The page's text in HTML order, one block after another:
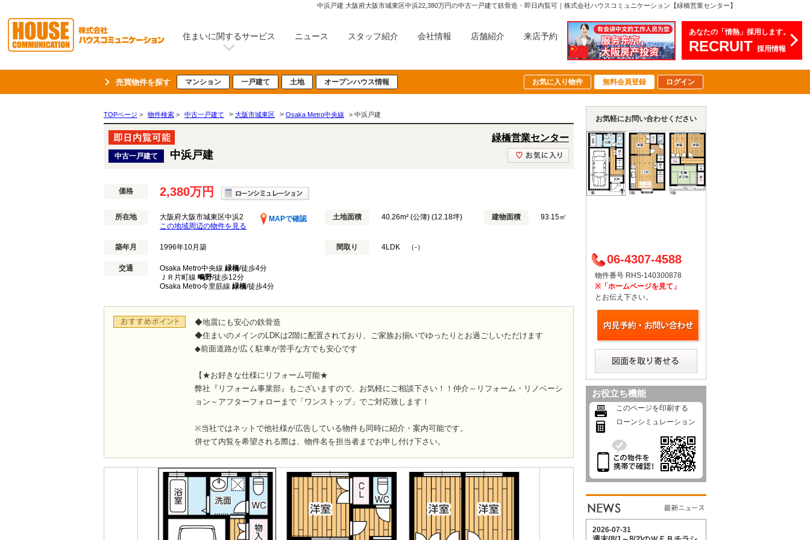
中浜戸建 大阪府大阪市城東区中浜22,380万円の中古一戸建て鉄骨造・即日内覧可｜株式会社ハウスコミュニケーション【緑橋営業センター】
住まいに関するサービス ニュース スタッフ紹介 会社情報 店舗紹介 来店予約 あなたの「情熱」採用します。
RECRUIT 採用情報
売買物件を探す マンション 一戸建て 土地 オープンハウス情報 お気に入り物件 無料会員登録 ログイン
TOPページ > 物件検索 > 中古一戸建て > 大阪市城東区 > Osaka Metro中央線 > 中浜戸建
緑橋営業センター
中古一戸建て 中浜戸建
価格 2,380万円
所在地 大阪府大阪市城東区中浜2
MAPで確認
この地域周辺の物件を見る
土地面積 40.26m² (公簿) (12.18坪) 建物面積 93.15㎡
築年月 1996年10月築 間取り 4LDK （-）
交通 Osaka Metro中央線 緑橋/徒歩4分
ＪＲ片町線 鴫野/徒歩12分
Osaka Metro今里筋線 緑橋/徒歩4分
◆地震にも安心の鉄骨造
◆住まいのメインのLDKは2階に配置されており、ご家族お揃いでゆったりとお過ごしいただけます
◆前面道路が広く駐車が苦手な方でも安心です
【★お好きな仕様にリフォーム可能★
弊社『リフォーム事業部』もございますので、お気軽にご相談下さい！！仲介～リフォーム・リノベーシ
ョン～アフターフォローまで「ワンストップ」でご対応致します！
※当社ではネットで他社様が広告している物件も同時に紹介・案内可能です。
併せて内覧を希望される際は、物件名を担当者までお申し付け下さい。
お気軽にお問い合わせください
06-4307-4588
物件番号 RHS-140300878
※「ホームページを見て」
とお伝え下さい。
お役立ち機能
このページを印刷する
ローンシミュレーション